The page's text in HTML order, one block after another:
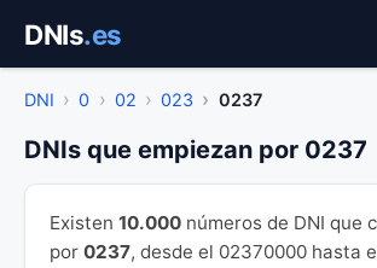
contenido
DNIs.es
DNI 0 02 023 0237
DNIs que empiezan por 0237
Existen 10.000 números de DNI que
por 0237, desde el 02370000 hasta